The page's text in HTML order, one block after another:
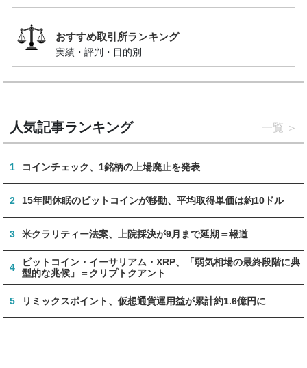
おすすめ取引所ランキング
実績・評判・目的別
人気記事ランキング 一覧
1 コインチェック、1銘柄の上場廃止を発表
2 15年間休眠のビットコインが移動、平均取得単価は約10ドル
3 米クラリティー法案、上院採決が9月まで延期＝報道
4
ビットコイン・イーサリアム・XRP、「弱気相場の最終段階に典
型的な兆候」＝クリプトクアント
5 リミックスポイント、仮想通貨運用益が累計約1.6億円に